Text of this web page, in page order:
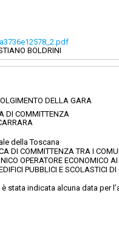
BOLDRINI
DELLA GARA
DI COMMITTENZA
della Toscana
DI COMMITTENZA TRA I
OPERATORE ECONOMICO
PUBBLICI E SCOLASTICI
stata indicata alcuna data per